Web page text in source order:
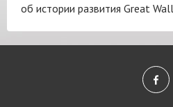
об истории развития Great